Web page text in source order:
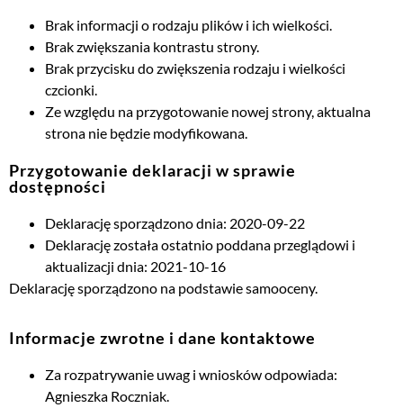
Brak informacji o rodzaju plików i ich wielkości.
Brak zwiększania kontrastu strony.
Brak przycisku do zwiększenia rodzaju i wielkości
czcionki.
Ze względu na przygotowanie nowej strony, aktualna
strona nie będzie modyfikowana.
Przygotowanie deklaracji w sprawie
dostępności
Deklarację sporządzono dnia: 2020-09-22
Deklarację została ostatnio poddana przeglądowi i
aktualizacji dnia: 2021-10-16
Deklarację sporządzono na podstawie samooceny.
Informacje zwrotne i dane kontaktowe
Za rozpatrywanie uwag i wniosków odpowiada:
Agnieszka Roczniak.